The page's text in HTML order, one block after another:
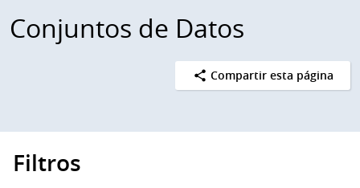
Conjuntos de Datos
Compartir esta página
Filtros